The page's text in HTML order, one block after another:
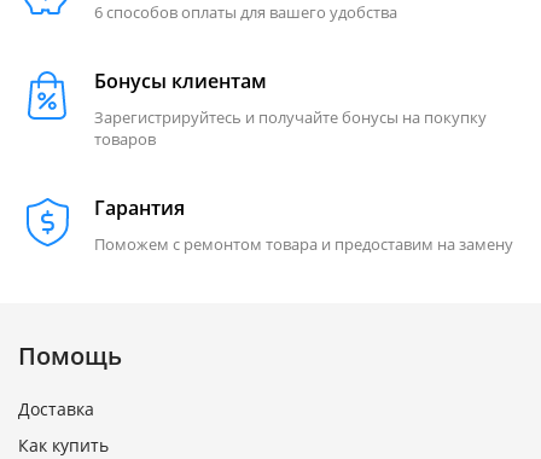
6 способов оплаты для вашего удобства
Бонусы клиентам
Зарегистрируйтесь и получайте бонусы на покупку
товаров
Гарантия
Поможем с ремонтом товара и предоставим на замену
Помощь
Доставка
Как купить